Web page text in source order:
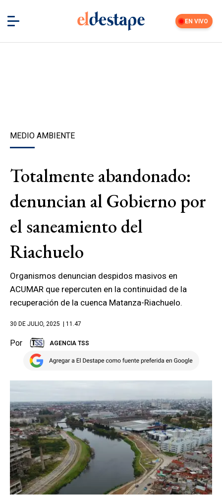
EN VIVO
MEDIO AMBIENTE
Totalmente abandonado:
denuncian al Gobierno por
el saneamiento del
Riachuelo
Organismos denuncian despidos masivos en
ACUMAR que repercuten en la continuidad de la
recuperación de la cuenca Matanza-Riachuelo.
30 DE JULIO, 2025 | 11.47
Por AGENCIA TSS